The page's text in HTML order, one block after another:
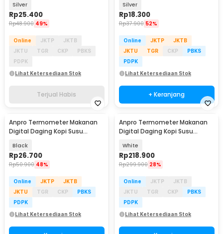
- TH5200
Silver
Rp25.400
Rp48.900 49%
Online JKTP
JKTB
JKTU
TGR CKP
PBKS
PDPK
Lihat Ketersediaan Stok
Terjual Habis
Silver
Rp18.300
Rp37.900 52%
Online JKTP
JKTB
JKTU
TGR CKP
PBKS
PDPK
Lihat Ketersediaan Stok
+ Keranjang
Anpro Termometer Makanan
Digital Daging Kopi Susu
Black
Rp26.700
Rp50.900 48%
Online JKTP
JKTB
JKTU
TGR CKP
PBKS
PDPK
Lihat Ketersediaan Stok
Anpro Termometer Makanan
Digital Daging Kopi Susu
White
Rp218.900
Rp299.900 28%
Online JKTP
JKTB
JKTU
TGR CKP
PBKS
PDPK
Lihat Ketersediaan Stok